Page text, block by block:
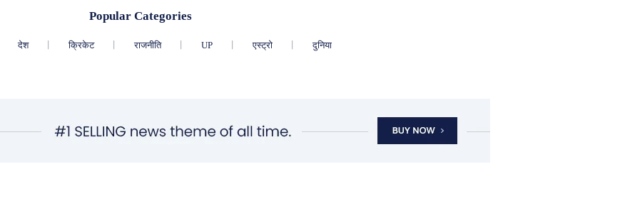
Popular Categories
देश क्रिकेट राजनीति UP एस्ट्रो दुनिया